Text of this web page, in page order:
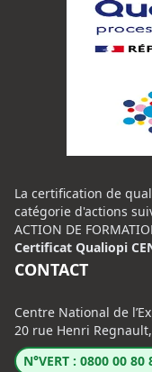
La certification de
catégorie d'actions
ACTION DE
Certificat Qualiopi
CONTACT
Centre National de
20 rue Henri
N°VERT : 0800 00 80